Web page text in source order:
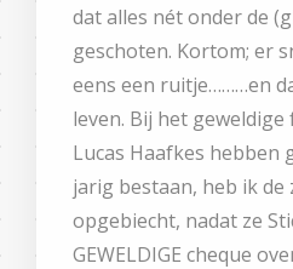
dat alles nét onder de
geschoten. Kortom; er
eens een ruitje………en
leven. Bij het geweldige
Lucas Haafkes hebben
jarig bestaan, heb ik de
opgebiecht, nadat ze
GEWELDIGE cheque